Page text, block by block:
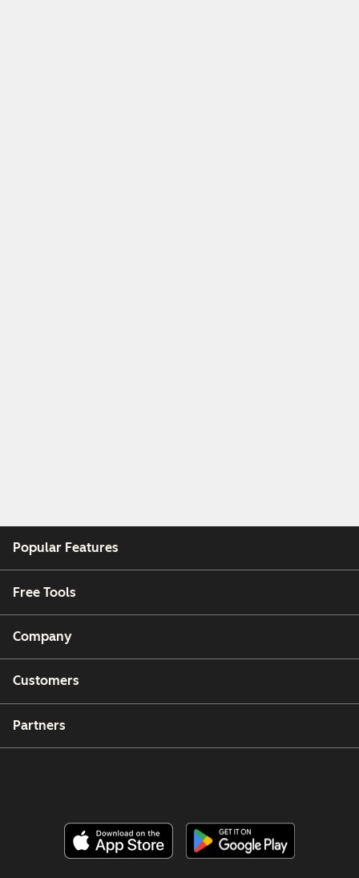
Popular Features
Free Tools
Company
Customers
Partners